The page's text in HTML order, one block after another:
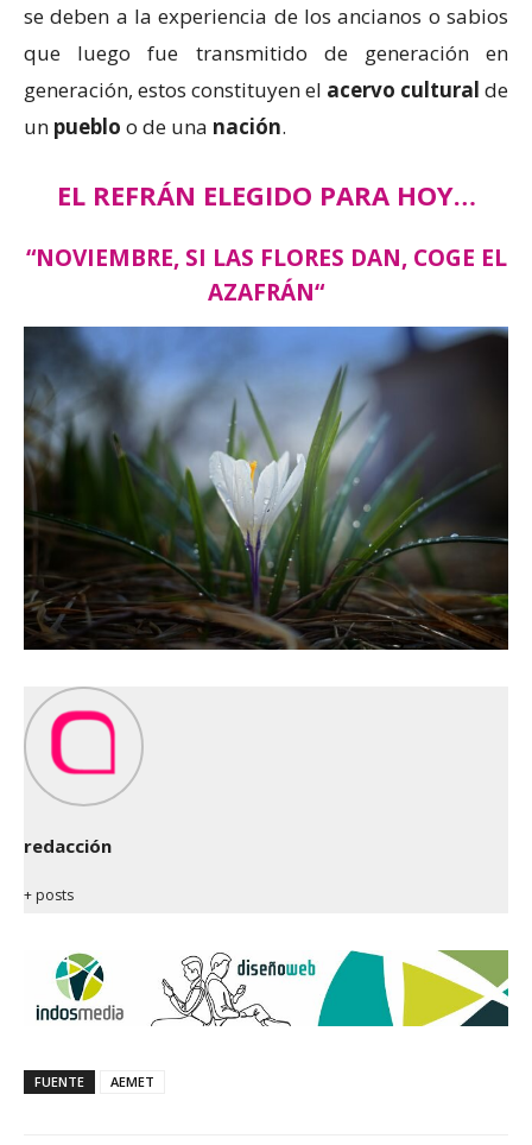
se deben a la experiencia de los ancianos o sabios
que luego fue transmitido de generación en
generación, estos constituyen el acervo cultural de
un pueblo o de una nación.
EL REFRÁN ELEGIDO PARA HOY…
“NOVIEMBRE, SI LAS FLORES DAN, COGE EL
AZAFRÁN“
redacción
+ posts
FUENTE AEMET